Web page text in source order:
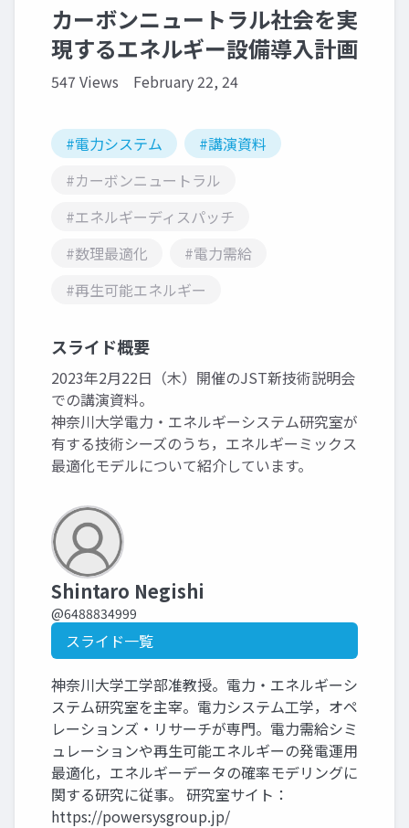
カーボンニュートラル社会を実
現するエネルギー設備導入計画
547 Views February 22, 24
#電力システム
#講演資料
#カーボンニュートラル
#エネルギーディスパッチ
#数理最適化
#電力需給
#再生可能エネルギー
スライド概要
2023年2月22日（木）開催のJST新技術説明会
での講演資料。
神奈川大学電力・エネルギーシステム研究室が
有する技術シーズのうち，エネルギーミックス
最適化モデルについて紹介しています。
Shintaro Negishi
@6488834999
スライド一覧
神奈川大学工学部准教授。電力・エネルギーシ
ステム研究室を主宰。電力システム工学，オペ
レーションズ・リサーチが専門。電力需給シミ
ュレーションや再生可能エネルギーの発電運用
最適化，エネルギーデータの確率モデリングに
関する研究に従事。 研究室サイト：
https://powersysgroup.jp/